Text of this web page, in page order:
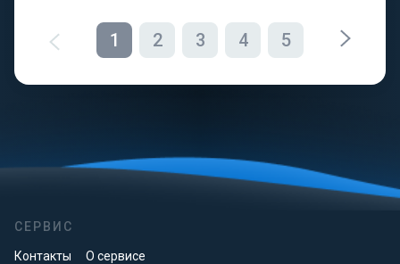
1 2 3 4 5
СЕРВИС
Контакты О сервисе